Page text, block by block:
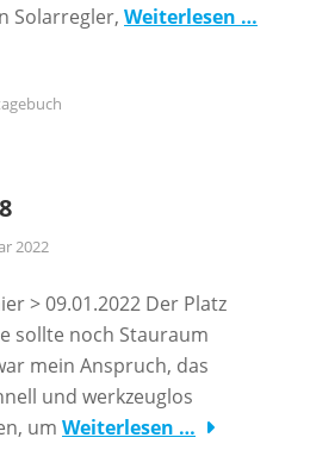
Solarregler, Weiterlesen …
2022
> 09.01.2022 Der Platz
sollte noch Stauraum
mein Anspruch, das
und werkzeuglos
um Weiterlesen …